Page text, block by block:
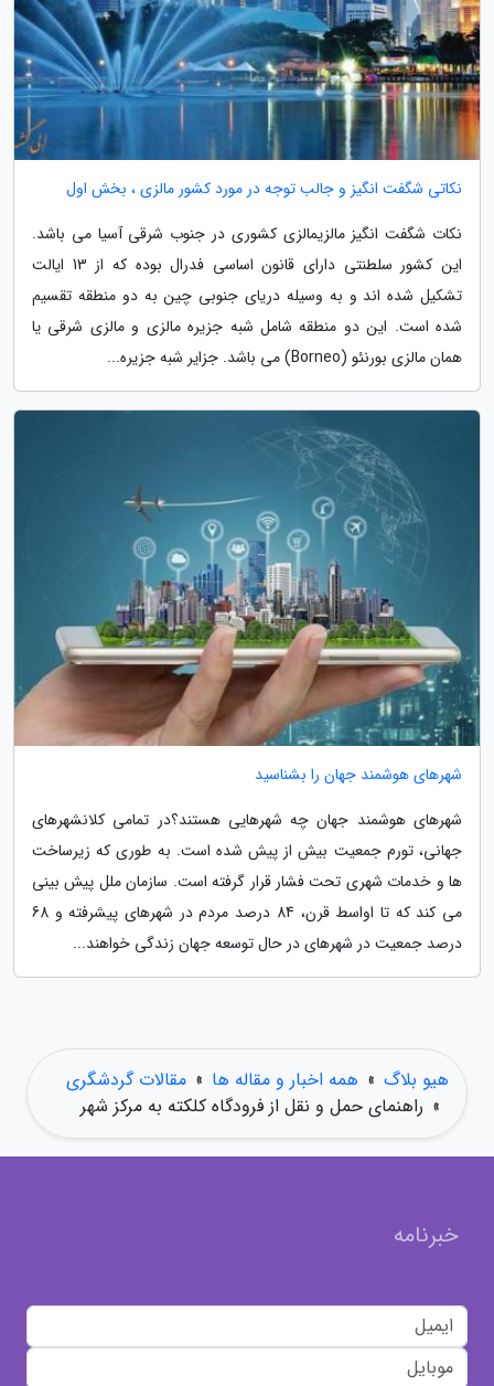
نکاتی شگفت انگیز و جالب توجه در مورد کشور مالزی ، بخش اول
نکات شگفت انگیز مالزیمالزی کشوری در جنوب شرقی آسیا می باشد.
این کشور سلطنتی دارای قانون اساسی فدرال بوده که از 13 ایالت
تشکیل شده اند و به وسیله دریای جنوبی چین به دو منطقه تقسیم
شده است. این دو منطقه شامل شبه جزیره مالزی و مالزی شرقی یا
همان مالزی بورنئو (Borneo) می باشد. جزایر شبه جزیره...
شهرهای هوشمند جهان را بشناسید
شهرهای هوشمند جهان چه شهرهایی هستند؟در تمامی کلانشهرهای
جهانی، تورم جمعیت بیش از پیش شده است. به طوری که زیرساخت
ها و خدمات شهری تحت فشار قرار گرفته است. سازمان ملل پیش بینی
می کند که تا اواسط قرن، 84 درصد مردم در شهرهای پیشرفته و 68
درصد جمعیت در شهرهای در حال توسعه جهان زندگی خواهند...
هیو بلاگ » همه اخبار و مقاله ها » مقالات گردشگری
» راهنمای حمل و نقل از فرودگاه کلکته به مرکز شهر
خبرنامه